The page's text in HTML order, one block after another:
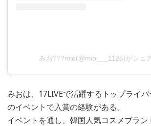
みお???mio(@mio___1125)がシェ
みおは、17LIVEで活躍するトップライバ
のイベントで入賞の経験がある。
イベントを通し、韓国人気コスメブラン